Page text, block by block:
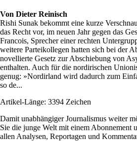
Von Dieter Reinisch
Rishi Sunak bekommt eine kurze
das Recht vor, im neuen Jahr gegen das
Francois, Sprecher einer rechten
weitere Parteikollegen hatten sich bei der
novellierte Gesetz zur Abschiebung von
enthalten. Auch für die nordirischen
genug: »Nordirland wird dadurch zum
so de...
Artikel-Länge: 3394 Zeichen
Damit unabhängiger Journalismus weiter
Sie die junge Welt mit einem Abonnement
allen Analysen, Reportagen und